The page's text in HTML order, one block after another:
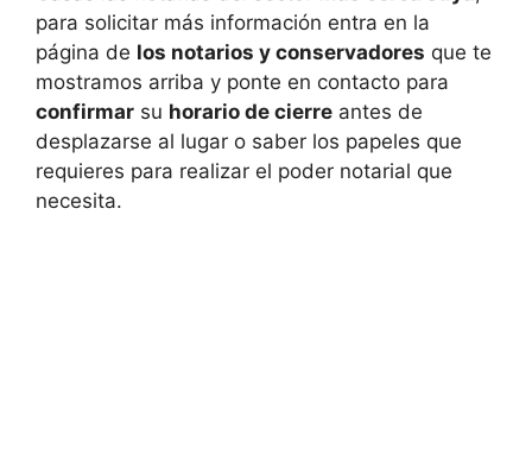
para solicitar más información entra en la
página de los notarios y conservadores que te
mostramos arriba y ponte en contacto para
confirmar su horario de cierre antes de
desplazarse al lugar o saber los papeles que
requieres para realizar el poder notarial que
necesita.